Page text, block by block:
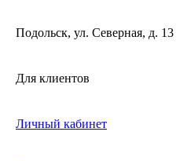
Подольск, ул. Северная, д. 13
Для клиентов
Личный кабинет